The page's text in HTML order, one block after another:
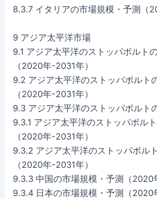
8.3.7 イタリアの市場規模・予測（
9 アジア太平洋市場
9.1 アジア太平洋のストッパボルト
（2020年-2031年）
9.2 アジア太平洋のストッパボルト
（2020年-2031年）
9.3 アジア太平洋のストッパボルト
9.3.1 アジア太平洋のストッパボル
（2020年-2031年）
9.3.2 アジア太平洋のストッパボル
（2020年-2031年）
9.3.3 中国の市場規模・予測（2020
9.3.4 日本の市場規模・予測（2020